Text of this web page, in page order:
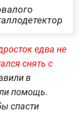
едва не
снять с
в
помощь.
спасти